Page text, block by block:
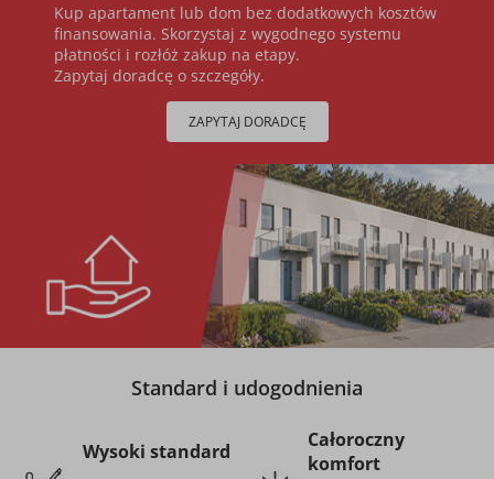
Kup apartament lub dom bez dodatkowych kosztów
finansowania. Skorzystaj z wygodnego systemu
płatności i rozłóż zakup na etapy.
Zapytaj doradcę o szczegóły.
ZAPYTAJ DORADCĘ
Standard i udogodnienia
Wysoki standard
Całoroczny
komfort